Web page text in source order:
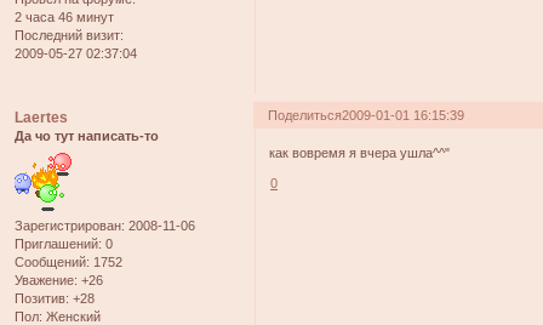
2 часа 46 минут
Последний визит:
2009-05-27 02:37:04
Поделиться2009-01-01 16:15:39
Laertes
Да чо тут написать-то
Зарегистрирован: 2008-11-06
Приглашений: 0
Сообщений: 1752
Уважение: +26
Позитив: +28
Пол: Женский
как вовремя я вчера ушла^^"
0